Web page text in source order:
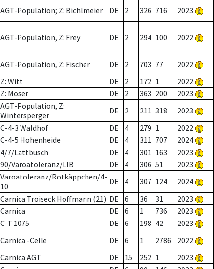
AGT-Population; Z: Bichlmeier DE 2 326 716 2023
AGT-Population, Z: Frey DE 2 294 100 2022
AGT-Population, Z: Fischer DE 2 703 77 2022
Z: Witt DE 2 172 1 2022
Z: Moser DE 2 363 200 2023
AGT-Population, Z:
Wintersperger
DE 2 211 318 2023
C-4-3 Waldhof DE 4 279 1 2022
C-4-5 Hohenheide DE 4 311 707 2024
4/7/Lattbusch DE 4 301 163 2023
90/Varoatoleranz/LIB DE 4 306 51 2023
Varoatoleranz/Rotkäppchen/4-
10
DE 4 307 124 2024
Carnica Troiseck Hoffmann (21) DE 6 36 31 2023
Carnica DE 6 1 736 2023
C-T 1075 DE 6 198 42 2023
Carnica -Celle DE 6 1 2786 2022
Carnica AGT DE 15 252 1 2023